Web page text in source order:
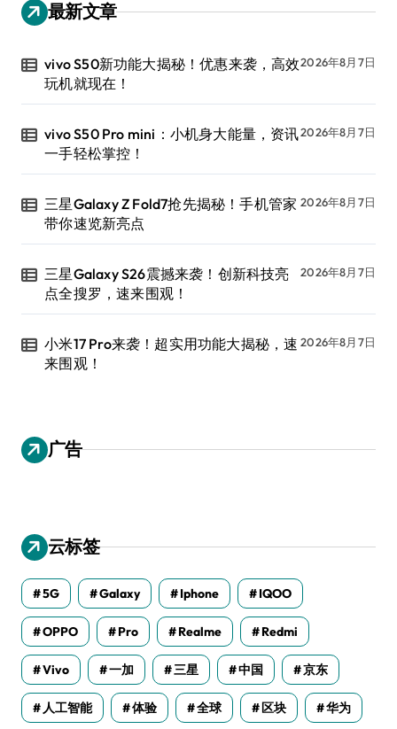
最新文章
vivo S50新功能大揭秘！优惠来袭，高效
玩机就现在！
2026年8月7日
vivo S50 Pro mini：小机身大能量，资讯
一手轻松掌控！
2026年8月7日
三星Galaxy Z Fold7抢先揭秘！手机管家
带你速览新亮点
2026年8月7日
三星Galaxy S26震撼来袭！创新科技亮
点全搜罗，速来围观！
2026年8月7日
小米17 Pro来袭！超实用功能大揭秘，速
来围观！
2026年8月7日
广告
云标签
5G Galaxy Iphone IQOO
OPPO Pro Realme Redmi
Vivo 一加 三星 中国 京东
人工智能 体验 全球 区块 华为